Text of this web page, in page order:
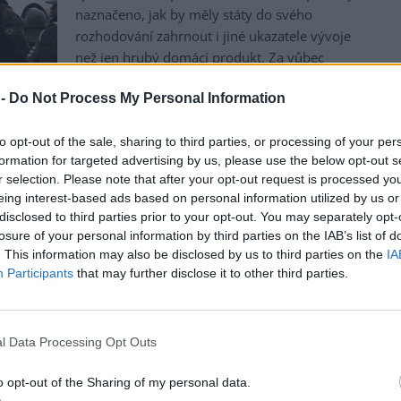
Do Not Process My Personal Information
opt-out of the sale, sharing to third parties, or processing of your
for targeted advertising by us, please use the below opt-out
selection. Please note that after your opt-out request is processed
interest-based ads based on personal information utilized by us
to third parties prior to your opt-out. You may separately
of your personal information by third parties on the IAB’s list of
This information may also be disclosed by us to third parties on the
Participants that may further disclose it to other third parties.
Data Processing Opt Outs
opt-out of the Sharing of my personal data.
naznačeno, jak by měly státy do svého
rozhodování zahrnout i jiné ukazatele vývoje
než jen hrubý domácí produkt. Za vůbec
považují skutečnost, že se na konferenci
kdy státy přestanou dotovat fosilní paliva.
Aktivisté: Tuhle budoucnost nechceme
Aktivisté se přitom snažili do posledního dne
a ještě v pátek se na dotace fosilních paliv
zaměřili. Organizace Avaaz zveřejnila inzerát
Dilmu Rousseff vyzvala, aby se přidala na
ukončení dotací fosilních paliv do roku 2015.
se prezidentka rozhodovala mezi obyčejnými lidmi a
nedosáhneme dotováním fosilních paliv. Vyzýváme